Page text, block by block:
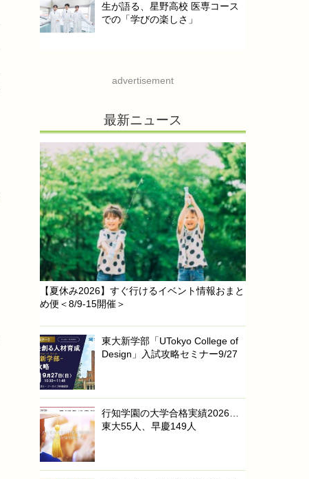
生が語る、星野高校 医専コース
での「学びの楽しさ」
advertisement
最新ニュース
【夏休み2026】すぐ行けるイベント情報おまと
め便＜8/9-15開催＞
東大新学部「UTokyo College of
Design」入試攻略セミナー9/27
行知学園の大学合格実績2026…
東大55人、早慶149人